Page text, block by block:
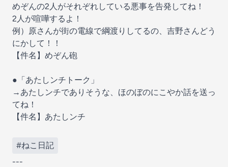
めぞんの2人がそれぞれしている悪事を告発してね！
2人が喧嘩するよ！
例）原さんが街の電線で綱渡りしてるの、吉野さんどう
にかして！！
【件名】めぞん砲
●「あたしンチトーク」
→あたしンチでありそうな、ほのぼのにこやか話を送っ
てね！
【件名】あたしンチ
#ねこ日記
---